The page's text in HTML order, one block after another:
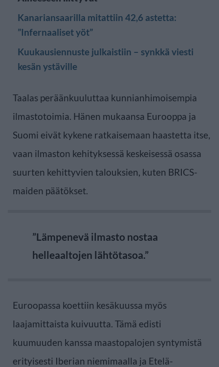
Kanariansaarilla mitattiin 42,6 astetta:
”Infernaaliset yöt”
Kuukausiennuste julkaistiin – synkkä viesti
kesän ystäville
Taalas peräänkuuluttaa kunnianhimoisempia
ilmastotoimia. Hänen mukaansa Eurooppa ja
Suomi eivät kykene ratkaisemaan haastetta itse,
vaan ilmaston kehityksessä keskeisessä osassa
suurten kehittyvien talouksien, kuten BRICS-
maiden päätökset.
”Lämpenevä ilmasto nostaa
helleaaltojen lähtötasoa.”
Euroopassa koettiin kesäkuussa myös
laajamittaista kuivuutta. Tämä edisti
kuumuuden kanssa maastopalojen syntymistä
erityisesti Iberian niemimaalla ja Etelä-